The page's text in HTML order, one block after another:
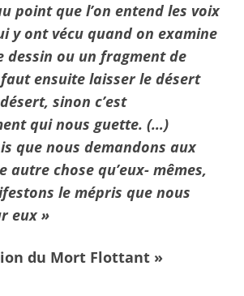
point que l’on entend les voix
y ont vécu quand on examine
dessin ou un fragment de
ensuite laisser le désert
sinon c’est
qui nous guette. (…)
que nous demandons aux
autre chose qu’eux- mêmes,
le mépris que nous
eux »
du Mort Flottant »